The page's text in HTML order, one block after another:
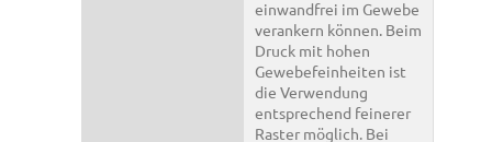
einwandfrei im Gewebe
verankern können. Beim
Druck mit hohen
Gewebefeinheiten ist
die Verwendung
entsprechend feinerer
Raster möglich. Bei